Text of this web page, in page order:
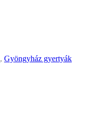
, Gyöngyház gyertyák